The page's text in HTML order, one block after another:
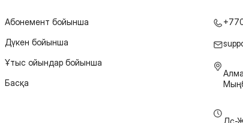
Абонемент бойынша
Дүкен бойынша
Ұтыс ойындар бойынша
Басқа
Дс-